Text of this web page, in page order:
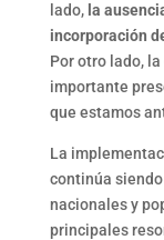
lado, la
incorporación
Por otro lado,
importante
que estamos
La
continúa
nacionales y
principales